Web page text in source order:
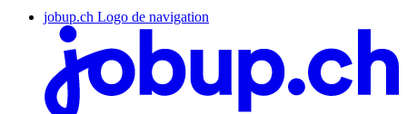
jobup.ch Logo de navigation